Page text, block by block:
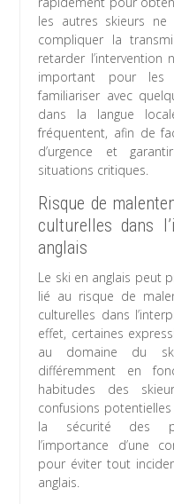
les autres skieurs
compliquer la
retarder l’intervention
important pour les
familiariser avec
dans la langue
fréquentent, afin de
d’urgence et
situations critiques.
Risque de
culturelles dans
anglais
Le ski en anglais peut
lié au risque de
culturelles dans
effet, certaines
au domaine du
différemment en
habitudes des
confusions
la sécurité des
l’importance d’une
pour éviter tout
anglais.